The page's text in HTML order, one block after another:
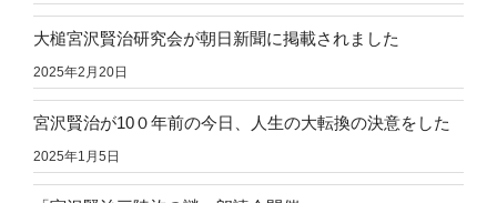
大槌宮沢賢治研究会が朝日新聞に掲載されました
2025年2月20日
宮沢賢治が10０年前の今日、人生の大転換の決意をした
2025年1月5日